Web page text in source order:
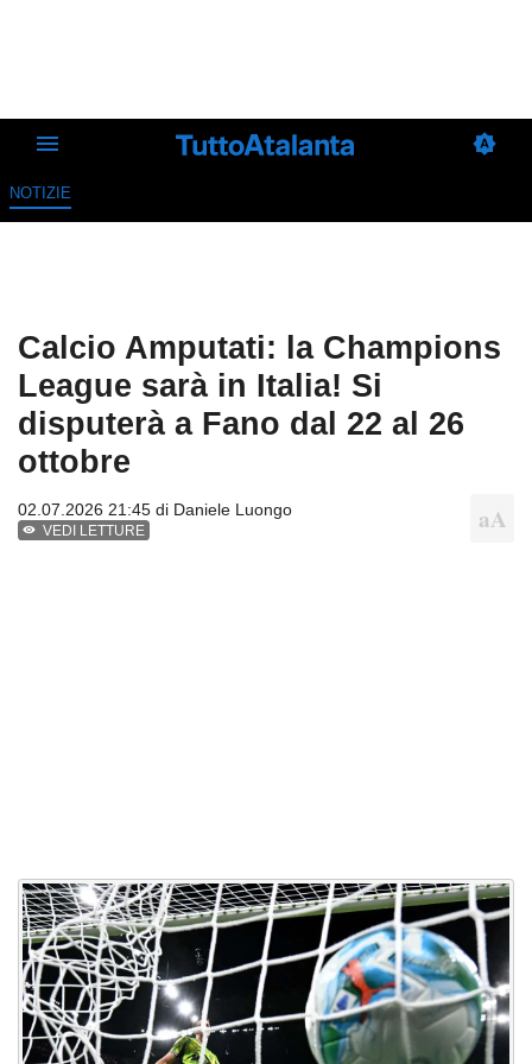
NOTIZIE
Calcio Amputati: la Champions
League sarà in Italia! Si
disputerà a Fano dal 22 al 26
ottobre
02.07.2026 21:45 di Daniele Luongo
VEDI LETTURE